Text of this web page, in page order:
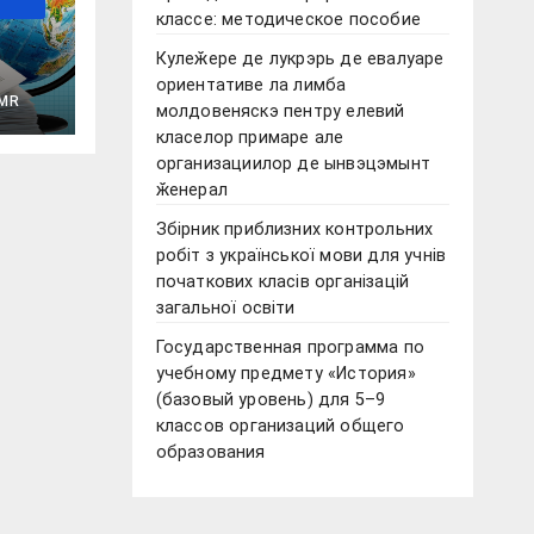
классе: методическое пособие
Кулеӂере де лукрэрь де евалуаре
ориентативе ла лимба
молдовеняскэ пентру елевий
класелор примаре але
организациилор де ынвэцэмынт
ӂенерал
Збірник приблизних контрольних
робіт з української мови для учнів
початкових класів організацій
загальної освіти
Государственная программа по
учебному предмету «История»
(базовый уровень) для 5–9
классов организаций общего
образования